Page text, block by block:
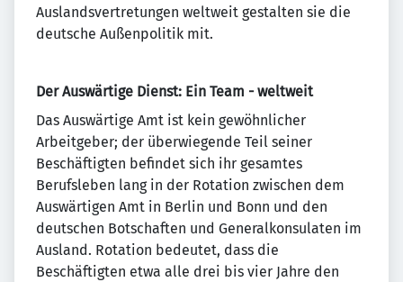
Auslandsvertretungen weltweit gestalten sie die
deutsche Außenpolitik mit.
Der Auswärtige Dienst: Ein Team - weltweit
Das Auswärtige Amt ist kein gewöhnlicher
Arbeitgeber; der überwiegende Teil seiner
Beschäftigten befindet sich ihr gesamtes
Berufsleben lang in der Rotation zwischen dem
Auswärtigen Amt in Berlin und Bonn und den
deutschen Botschaften und Generalkonsulaten im
Ausland. Rotation bedeutet, dass die
Beschäftigten etwa alle drei bis vier Jahre den